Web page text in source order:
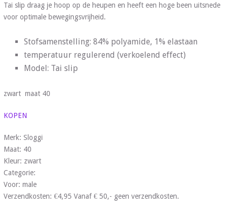
Tai slip draag je hoop op de heupen en heeft een hoge been uitsnede
voor optimale bewegingsvrijheid.
Stofsamenstelling: 84% polyamide, 1% elastaan
temperatuur regulerend (verkoelend effect)
Model: Tai slip
zwart maat 40
KOPEN
Merk: Sloggi
Maat: 40
Kleur: zwart
Categorie:
Voor: male
Verzendkosten: €4,95 Vanaf € 50,- geen verzendkosten.